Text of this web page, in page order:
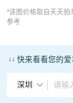
*该图价格取自天天
参考
↓↓ 快来看看您的
深圳